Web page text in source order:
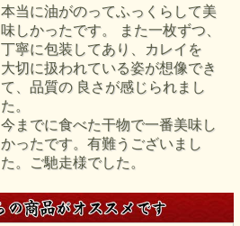
本当に油がのってふっくらして美
味しかったです。 また一枚ずつ、
丁寧に包装してあり、カレイを
大切に扱われている姿が想像でき
て、品質の 良さが感じられまし
た。
今までに食べた干物で一番美味し
かったです。有難うございまし
た。ご馳走様でした。